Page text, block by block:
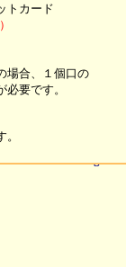
Nakao. All Rights
トカード
場合、１個口の
要です。